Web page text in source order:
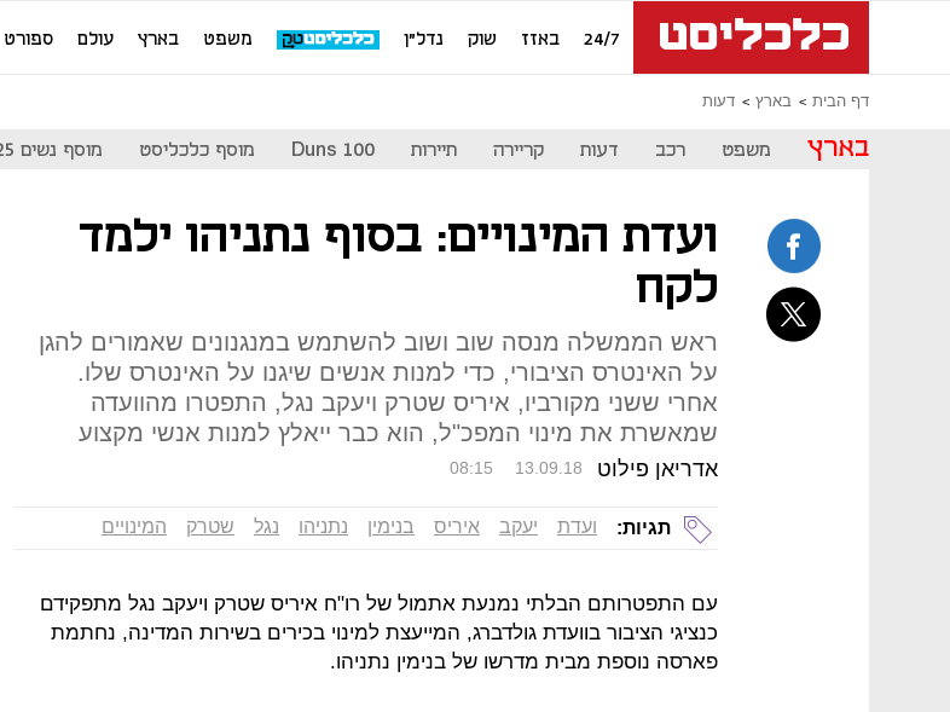
24/7 באזז שוק נדל"ן משפט בארץ עולם ספורט
דף הבית בארץ דעות
בארץ משפט רכב דעות קריירה תיירות Duns 100 מוסף כלכליסט מוסף נשים 2025
ועדת המינויים: בסוף נתניהו ילמד
לקח
ראש הממשלה מנסה שוב ושוב להשתמש במנגנונים שאמורים להגן
על האינטרס הציבורי, כדי למנות אנשים שיגנו על האינטרס שלו.
אחרי ששני מקורביו, איריס שטרק ויעקב נגל, התפטרו מהוועדה
שמאשרת את מינוי המפכ"ל, הוא כבר ייאלץ למנות אנשי מקצוע
אדריאן פילוט 08:15 13.09.18
תגיות: ועדת יעקב איריס בנימין נתניהו נגל שטרק המינויים
עם התפטרותם הבלתי נמנעת אתמול של רו"ח איריס שטרק ויעקב נגל מתפקידם
כנציגי הציבור בוועדת גולדברג, המייעצת למינוי בכירים בשירות המדינה, נחתמת
פארסה נוספת מבית מדרשו של בנימין נתניהו.